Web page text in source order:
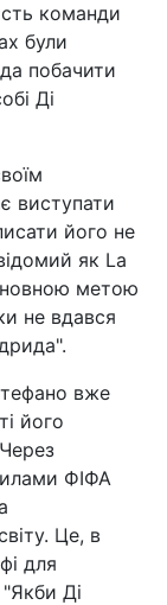
команди
були
побачити
Ді
виступати
його не
як La
метою
не вдався
вже
його
ФІФА
Це, в
для
Ді